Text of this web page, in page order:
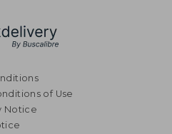
of Use
Notice